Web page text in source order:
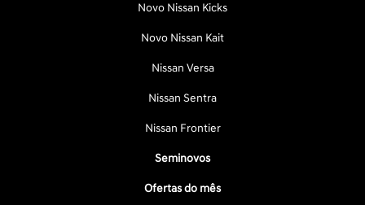
Novo Nissan Kicks
Novo Nissan Kait
Nissan Versa
Nissan Sentra
Nissan Frontier
Seminovos
Ofertas do mês